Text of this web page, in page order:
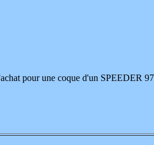
pour une coque d'un SPEEDER